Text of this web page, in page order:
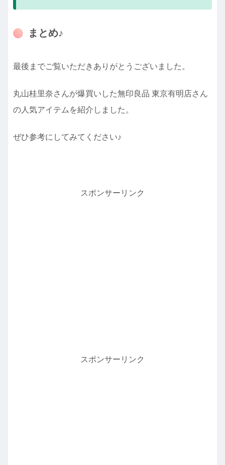
まとめ♪
最後までご覧いただきありがとうございました。
丸山桂里奈さんが爆買いした無印良品 東京有明店さん
の人気アイテムを紹介しました。
ぜひ参考にしてみてください♪
スポンサーリンク
スポンサーリンク